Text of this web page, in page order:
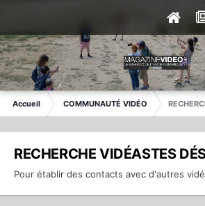
Accueil COMMUNAUTÉ VIDÉO
RECHERCHE VIDÉASTES
Pour établir des contacts avec d'autres